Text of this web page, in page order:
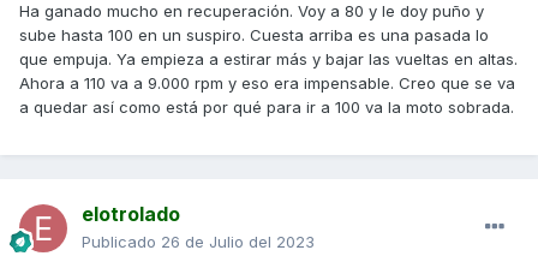
Ha ganado mucho en recuperación. Voy a 80 y le doy puño y
sube hasta 100 en un suspiro. Cuesta arriba es una pasada lo
que empuja. Ya empieza a estirar más y bajar las vueltas en altas.
Ahora a 110 va a 9.000 rpm y eso era impensable. Creo que se va
a quedar así como está por qué para ir a 100 va la moto sobrada.
elotrolado
Publicado 26 de Julio del 2023